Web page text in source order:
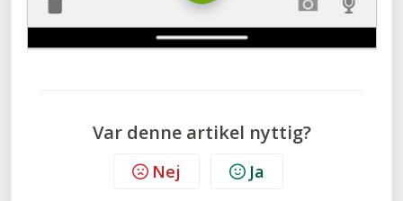
Var denne artikel nyttig?
Nej Ja